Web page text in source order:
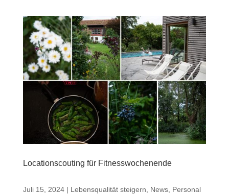
Locationscouting für Fitnesswochenende
Juli 15, 2024| Lebensqualität steigern News, Personal